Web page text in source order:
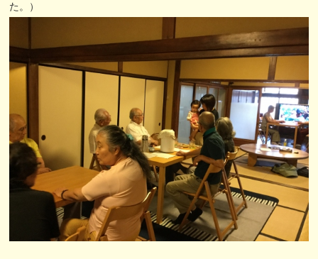
た。）